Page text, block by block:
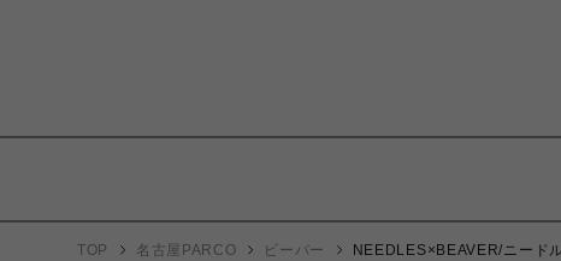
TOP 名古屋PARCO ビーバー NEEDLES×BEAVER/ニード